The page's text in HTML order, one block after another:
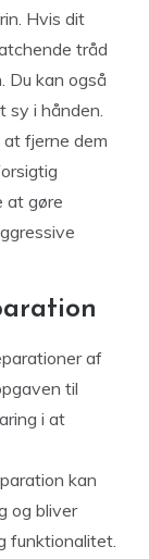
Hvis dit
tråd
Du kan også
sy i hånden.
fjerne dem
at gøre
af
til
i at
kan
og bliver
funktionalitet.